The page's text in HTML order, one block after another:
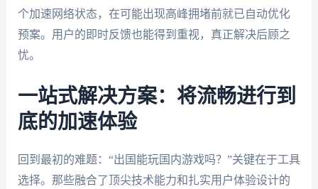
个加速网络状态，在可能出现高峰拥堵前就已自动优化
预案。用户的即时反馈也能得到重视，真正解决后顾之
忧。
一站式解决方案：将流畅进行到
底的加速体验
回到最初的难题：“出国能玩国内游戏吗？”关键在于工具
选择。那些融合了顶尖技术能力和扎实用户体验设计的